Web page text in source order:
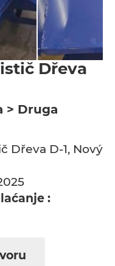
Dřeva
> Druga
Dřeva D-1, Nový
: